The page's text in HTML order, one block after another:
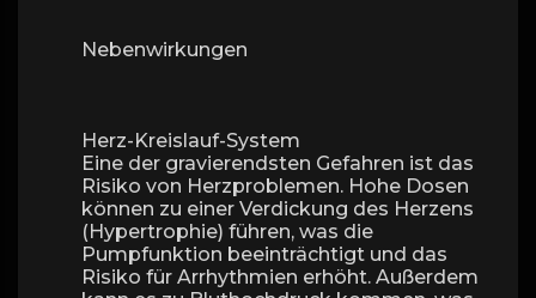
Nebenwirkungen
Herz-Kreislauf-System
Eine der gravierendsten Gefahren ist das
Risiko von Herzproblemen. Hohe Dosen
können zu einer Verdickung des Herzens
(Hypertrophie) führen, was die
Pumpfunktion beeinträchtigt und das
Risiko für Arrhythmien erhöht. Außerdem